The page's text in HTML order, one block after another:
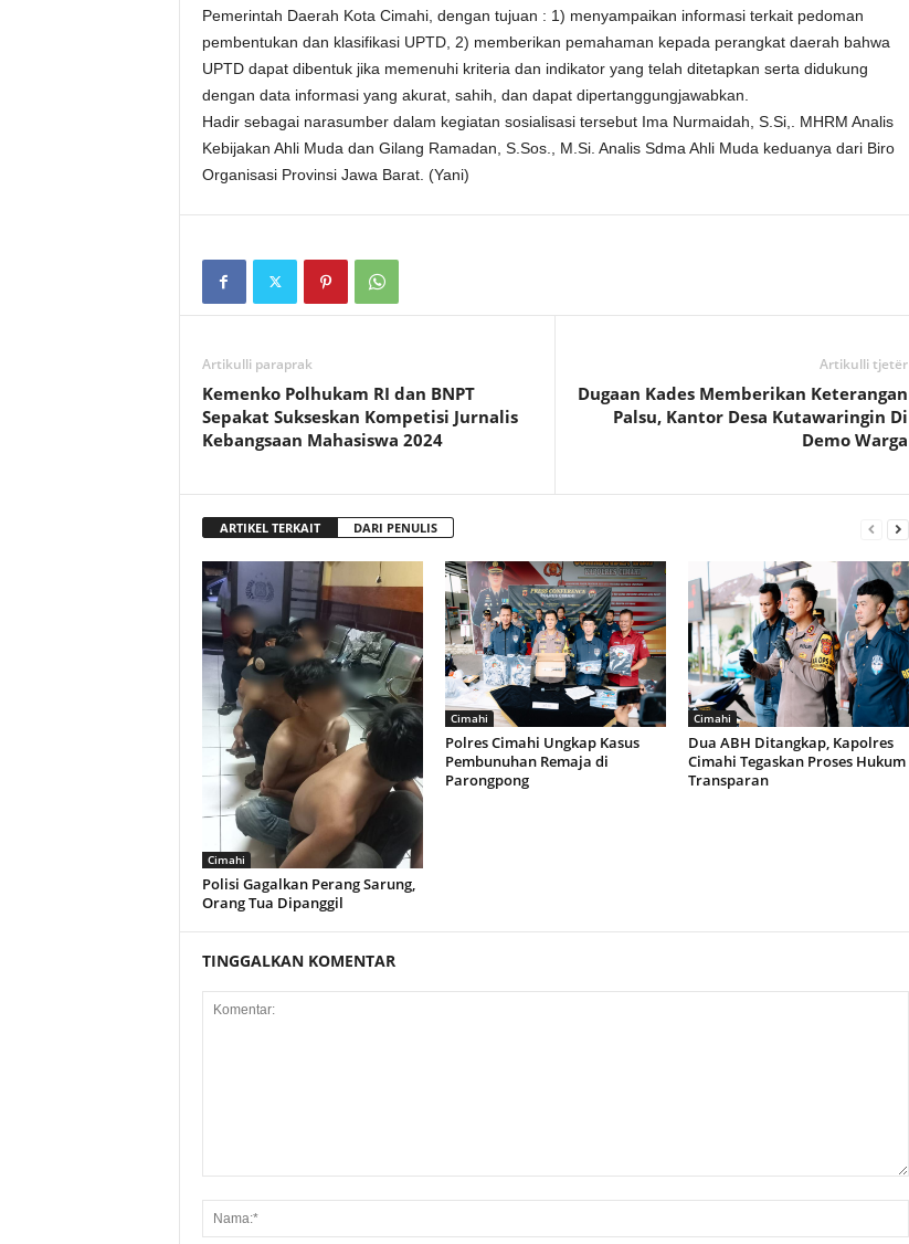
Pemerintah Daerah Kota Cimahi, dengan tujuan : 1) menyampaikan informasi terkait pedoman
pembentukan dan klasifikasi UPTD, 2) memberikan pemahaman kepada perangkat daerah bahwa
UPTD dapat dibentuk jika memenuhi kriteria dan indikator yang telah ditetapkan serta didukung
dengan data informasi yang akurat, sahih, dan dapat dipertanggungjawabkan.
Hadir sebagai narasumber dalam kegiatan sosialisasi tersebut Ima Nurmaidah, S.Si,. MHRM Analis
Kebijakan Ahli Muda dan Gilang Ramadan, S.Sos., M.Si. Analis Sdma Ahli Muda keduanya dari Biro
Organisasi Provinsi Jawa Barat. (Yani)
Artikulli paraprak
Kemenko Polhukam RI dan BNPT
Sepakat Sukseskan Kompetisi Jurnalis
Kebangsaan Mahasiswa 2024
Artikulli tjetër
Dugaan Kades Memberikan Keterangan
Palsu, Kantor Desa Kutawaringin Di
Demo Warga
ARTIKEL TERKAIT DARI PENULIS
Cimahi
Polisi Gagalkan Perang Sarung,
Orang Tua Dipanggil
Cimahi
Polres Cimahi Ungkap Kasus
Pembunuhan Remaja di
Parongpong
Cimahi
Dua ABH Ditangkap, Kapolres
Cimahi Tegaskan Proses Hukum
Transparan
TINGGALKAN KOMENTAR